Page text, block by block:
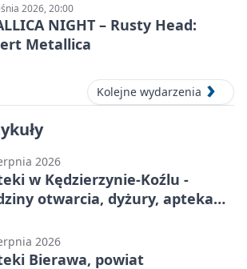
2026, 20:00
NIGHT – Rusty Head:
Metallica
Kolejne wydarzenia
2026
w Kędzierzynie-Koźlu -
otwarcia, dyżury, apteka
2026
Bierawa, powiat